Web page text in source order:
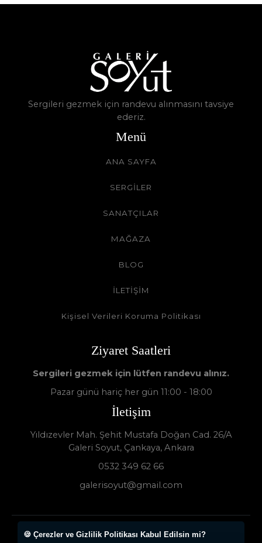
Sergileri gezmek için randevu alınmasını tavsiye
ederiz.
Menü
ANA SAYFA
SERGİLER
SANATÇILAR
MAĞAZA
BLOG
İLETİŞİM
Kişisel Verileri Koruma Politikası
Ziyaret Saatleri
Sergileri gezmek için lütfen randevu alınız.
Pazar günü hariç her gün 11:00 - 18:00
İletişim
Yıldızevler Mah. Şehit Mustafa Doğan Cad. 26/A
Galeri Soyut, Çankaya, Ankara
0532 349 62 66
galerisoyut@gmail.com
Galeri Soyut - Sanat Galerisi 2024 © - Tüm Hakları
🍪 Çerezler ve Gizlilik Politikası Kabul Edilsin mi?